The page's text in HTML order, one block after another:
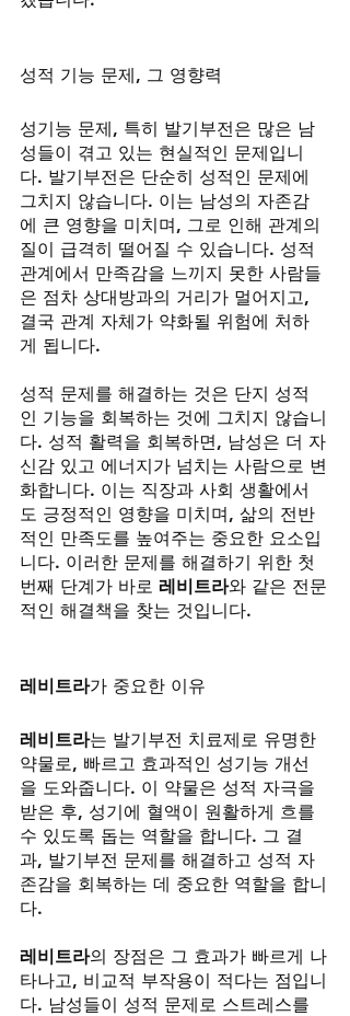
성적 기능 문제, 그 영향력
성기능 문제, 특히 발기부전은 많은 남
성들이 겪고 있는 현실적인 문제입니
다. 발기부전은 단순히 성적인 문제에
그치지 않습니다. 이는 남성의 자존감
에 큰 영향을 미치며, 그로 인해 관계의
질이 급격히 떨어질 수 있습니다. 성적
관계에서 만족감을 느끼지 못한 사람들
은 점차 상대방과의 거리가 멀어지고,
결국 관계 자체가 약화될 위험에 처하
게 됩니다.
성적 문제를 해결하는 것은 단지 성적
인 기능을 회복하는 것에 그치지 않습니
다. 성적 활력을 회복하면, 남성은 더 자
신감 있고 에너지가 넘치는 사람으로 변
화합니다. 이는 직장과 사회 생활에서
도 긍정적인 영향을 미치며, 삶의 전반
적인 만족도를 높여주는 중요한 요소입
니다. 이러한 문제를 해결하기 위한 첫
번째 단계가 바로 레비트라와 같은 전문
적인 해결책을 찾는 것입니다.
레비트라가 중요한 이유
레비트라는 발기부전 치료제로 유명한
약물로, 빠르고 효과적인 성기능 개선
을 도와줍니다. 이 약물은 성적 자극을
받은 후, 성기에 혈액이 원활하게 흐를
수 있도록 돕는 역할을 합니다. 그 결
과, 발기부전 문제를 해결하고 성적 자
존감을 회복하는 데 중요한 역할을 합니
다.
레비트라의 장점은 그 효과가 빠르게 나
타나고, 비교적 부작용이 적다는 점입니
다. 남성들이 성적 문제로 스트레스를